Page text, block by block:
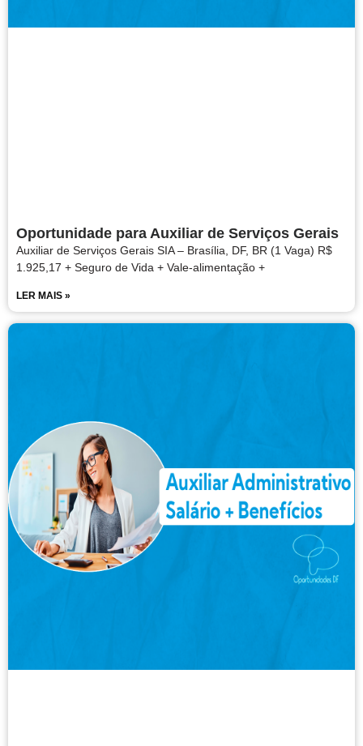
Oportunidade para Auxiliar de Serviços Gerais
Auxiliar de Serviços Gerais SIA – Brasília, DF, BR (1 Vaga) R$
1.925,17 + Seguro de Vida + Vale-alimentação +
LER MAIS »